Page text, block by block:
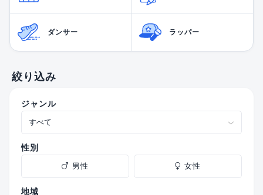
ダンサー ラッパー
絞り込み
ジャンル
性別
男性 女性
地域